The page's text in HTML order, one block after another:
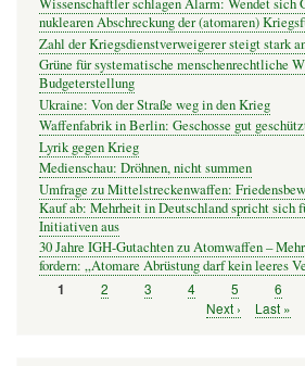
Wissenschaftler schlagen Alarm: Wendet sich
nuklearen Abschreckung der (atomaren)
Zahl der Kriegsdienstverweigerer steigt stark
Grüne für systematische menschenrechtliche
Budgeterstellung
Ukraine: Von der Straße weg in den Krieg
Waffenfabrik in Berlin: Geschosse gut
Lyrik gegen Krieg
Medienschau: Dröhnen, nicht summen
Umfrage zu Mittelstreckenwaffen:
Kauf ab: Mehrheit in Deutschland spricht sich
Initiativen aus
30 Jahre IGH-Gutachten zu Atomwaffen –
fordern: „Atomare Abrüstung darf kein leeres
Seitennummerierung
Seite
1 Seite
2 Seite
3 Seite
4 Seite
5 Seite
6
Nächste
Next ›
Letzte
Last »